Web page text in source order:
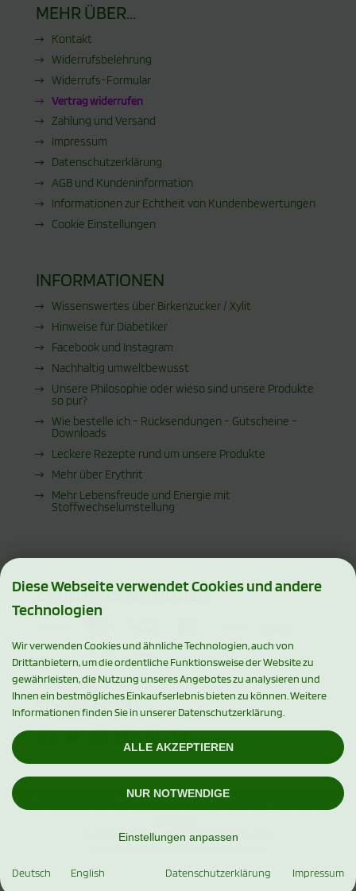
MEHR ÜBER...
Kontakt
Widerrufsbelehrung
Widerrufs-Formular
Vertrag widerrufen
Zahlung und Versand
Impressum
Datenschutzerklärung
AGB und Kundeninformation
Informationen zur Echtheit von Kundenbewertungen
Cookie Einstellungen
INFORMATIONEN
Wissenswertes über Birkenzucker / Xylit
Hinweise für Diabetiker
Facebook und Instagram
Nachhaltig umweltbewusst
Unsere Philosophie oder wieso sind unsere Produkte
so pur?
Wie bestelle ich - Rücksendungen - Gutscheine -
Downloads
Leckere Rezepte rund um unsere Produkte
Mehr über Erythrit
Mehr Lebensfreude und Energie mit
Stoffwechselumstellung
ZAHLUNGSMETHODEN
SOCIAL MEDIA
Alle Preise inkl. gesetzl. MwSt. zzgl.Versandkosten
. Die durchgestrichenen
Preise entsprechen dem bisherigen Preis bei Xylishop - Premium Xylit
Xylishop - Premium Xylit Produkte © 2026
Diese Webseite verwendet Cookies und andere
Technologien
Wir verwenden Cookies und ähnliche Technologien, auch von
Drittanbietern, um die ordentliche Funktionsweise der Website zu
gewährleisten, die Nutzung unseres Angebotes zu analysieren und
Ihnen ein bestmögliches Einkaufserlebnis bieten zu können. Weitere
Informationen finden Sie in unserer Datenschutzerklärung.
ALLE AKZEPTIEREN
NUR NOTWENDIGE
Einstellungen anpassen
Deutsch English Datenschutzerklärung Impressum